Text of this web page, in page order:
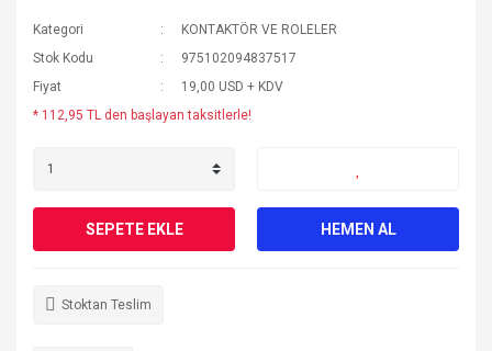
Kategori
KONTAKTÖR VE ROLELER
Stok Kodu
975102094837517
Fiyat
19,00 USD + KDV
* 112,95 TL den başlayan taksitlerle!
SEPETE EKLE HEMEN AL
Stoktan Teslim